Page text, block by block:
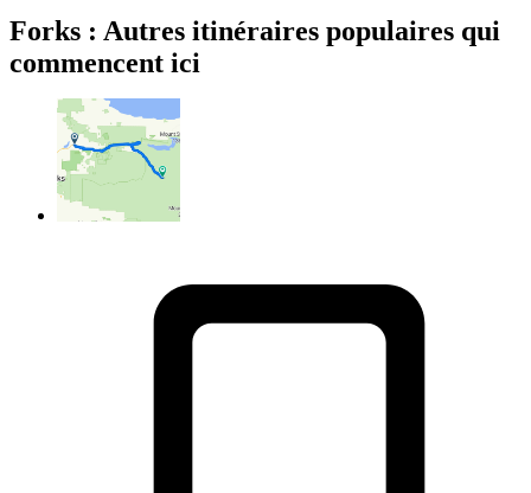
Forks : Autres itinéraires populaires qui
commencent ici